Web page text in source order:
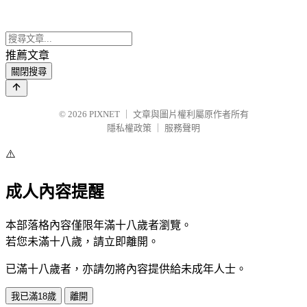
推薦文章
關閉搜尋
© 2026 PIXNET
文章與圖片權利屬原作者所有
隱私權政策
服務聲明
⚠️
成人內容提醒
本部落格內容僅限年滿十八歲者瀏覽。
若您未滿十八歲，請立即離開。
已滿十八歲者，亦請勿將內容提供給未成年人士。
我已滿18歲 離開